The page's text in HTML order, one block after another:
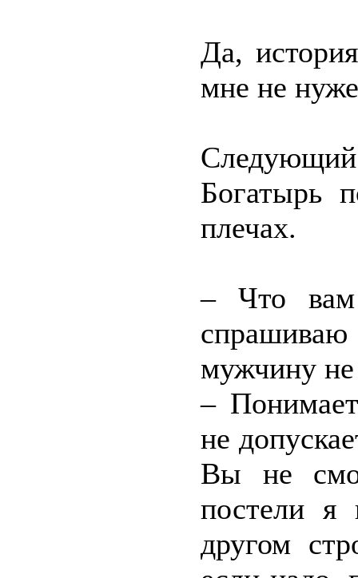
Да,
мне не
Богатырь
плечах.
– Что вам
мужчину не
–
не
Вы не
постели
другом